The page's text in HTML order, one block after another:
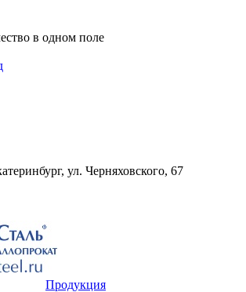
в одном поле
ул. Черняховского, 67
Продукция